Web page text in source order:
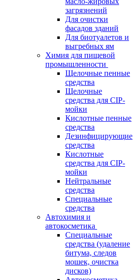
загрязнений
Для очистки
фасадов зданий
Для биотуалетов и
выгребных ям
Химия для пищевой
промышленности
Щелочные пенные
средства
Щелочные
средства для CIP-
мойки
Кислотные пенные
средства
Дезинфицирующие
средства
Кислотные
средства для CIP-
мойки
Нейтральные
средства
Специальные
средства
Автохимия и
автокосметика
Специальные
средства (удаление
битума, следов
мошек, очистка
дисков)